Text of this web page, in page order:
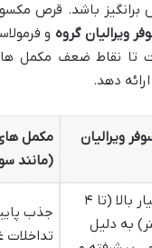
باشد. قرص
ویرالیان گروه و
تا نقاط ضعف مکمل
دهد.
ویرالیان
مکمل
(مانند
جذب بسیار بالا (تا ۴
به دلیل
جذب
تداخلات